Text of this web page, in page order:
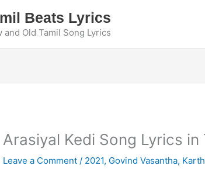
Beats Lyrics
and Old Tamil Song Lyrics
Arasiyal Kedi Song Lyrics in
Leave a Comment / 2021, Govind Vasantha,